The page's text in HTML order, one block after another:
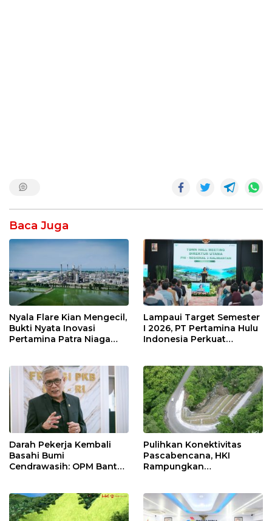
Baca Juga
Nyala Flare Kian Mengecil,
Bukti Nyata Inovasi
Pertamina Patra Niaga
Lampaui Target Semester
I 2026, PT Pertamina Hulu
Indonesia Perkuat
Keselamatan Kerja
Darah Pekerja Kembali
Basahi Bumi
Cendrawasih: OPM Bantai
Pulihkan Konektivitas
Pascabencana, HKI
Rampungkan